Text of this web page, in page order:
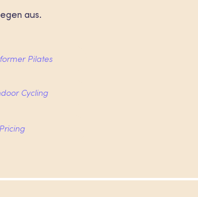
aus.
Pilates
Cycling
Pricing